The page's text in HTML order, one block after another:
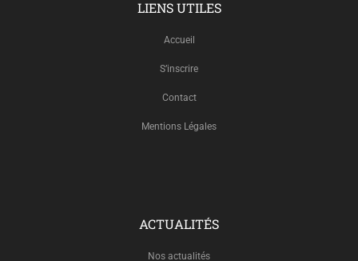
LIENS UTILES
Accueil
S’inscrire
Contact
Mentions Légales
ACTUALITÉS
Nos actualités